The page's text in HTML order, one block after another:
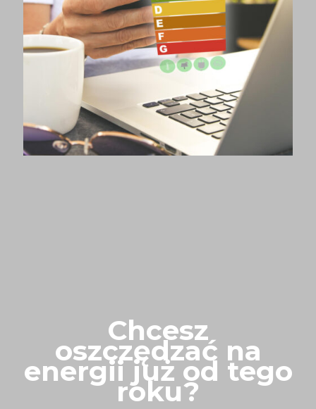
Chcesz
oszczędzać na
energii już od tego
roku?